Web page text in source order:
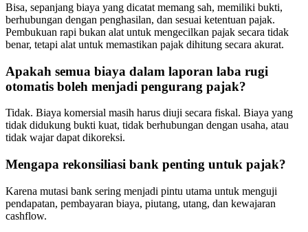
Bisa, sepanjang biaya yang dicatat memang sah, memiliki bukti,
berhubungan dengan penghasilan, dan sesuai ketentuan pajak.
Pembukuan rapi bukan alat untuk mengecilkan pajak secara tidak
benar, tetapi alat untuk memastikan pajak dihitung secara akurat.
Apakah semua biaya dalam laporan laba rugi
otomatis boleh menjadi pengurang pajak?
Tidak. Biaya komersial masih harus diuji secara fiskal. Biaya yang
tidak didukung bukti kuat, tidak berhubungan dengan usaha, atau
tidak wajar dapat dikoreksi.
Mengapa rekonsiliasi bank penting untuk pajak?
Karena mutasi bank sering menjadi pintu utama untuk menguji
pendapatan, pembayaran biaya, piutang, utang, dan kewajaran
cashflow.